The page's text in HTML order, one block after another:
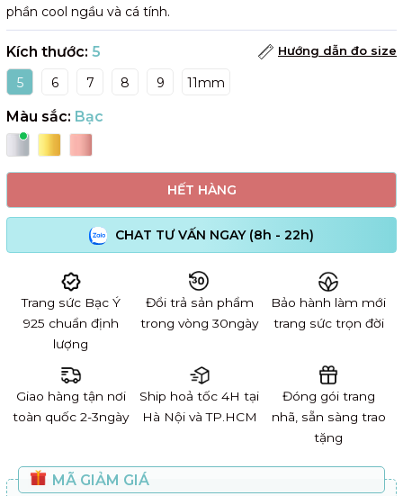
phần cool ngầu và cá tính.
Kích thước: 5 Hướng dẫn đo size
5 6 7 8 9 11mm
Màu sắc: Bạc
HẾT HÀNG
CHAT TƯ VẤN NGAY (8h - 22h)
Trang sức Bạc Ý
925 chuẩn định
lượng
Đổi trả sản phẩm
trong vòng 30ngày
Bảo hành làm mới
trang sức trọn đời
Giao hàng tận nơi
toàn quốc 2-3ngày
Ship hoả tốc 4H tại
Hà Nội và TP.HCM
Đóng gói trang
nhã, sẵn sàng trao
tặng
MÃ GIẢM GIÁ